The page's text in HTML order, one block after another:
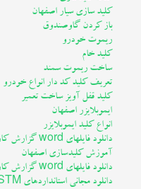
عکس
فیلم
ارتباط با ما
کلید سازی سیار اصفهان
باز کردن گاوصندوق
ریموت خودرو
کلید خام
ساخت ریموت سمند
تعریف کلید کد دار انواع خودرو
کلید قفل آویز ساخت تعمیر
ایموبلایزر اصفهان
انواع کلید ایموبلایزر
دانلود فایلهای word گزارش کارآموزی
آموزش کلیدسازی اصفهان
دانلود فایلهای word گزارش کارآموزی 2
دانلود مجانی استانداردهای ASTM